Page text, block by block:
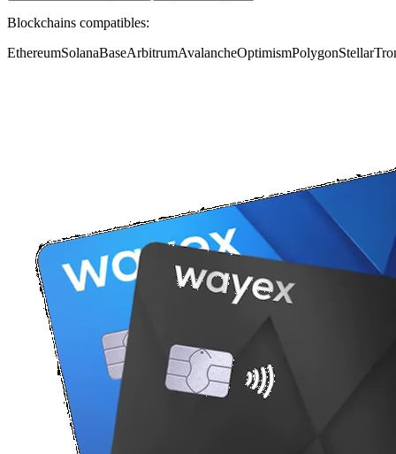
Blockchains compatibles:
EthereumSolanaBaseArbitrumAvalancheOptimismPolygonStellar